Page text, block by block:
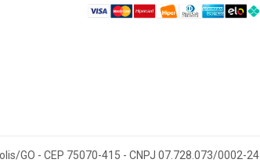
GO - CEP 75070-415 - CNPJ 07.728.073/0002-24